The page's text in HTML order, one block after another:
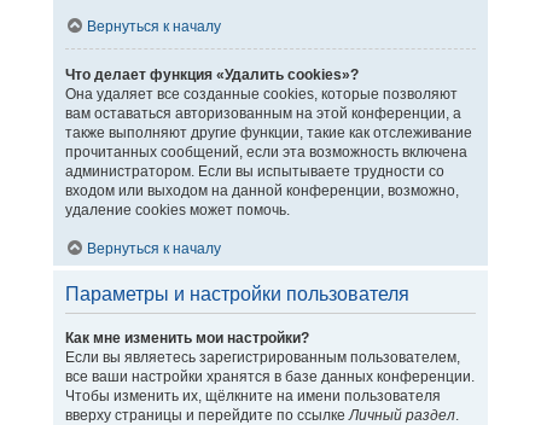
Вернуться к началу
Что делает функция «Удалить cookies»?
Она удаляет все созданные cookies, которые позволяют
вам оставаться авторизованным на этой конференции, а
также выполняют другие функции, такие как отслеживание
прочитанных сообщений, если эта возможность включена
администратором. Если вы испытываете трудности со
входом или выходом на данной конференции, возможно,
удаление cookies может помочь.
Вернуться к началу
Параметры и настройки пользователя
Как мне изменить мои настройки?
Если вы являетесь зарегистрированным пользователем,
все ваши настройки хранятся в базе данных конференции.
Чтобы изменить их, щёлкните на имени пользователя
вверху страницы и перейдите по ссылкеЛичный раздел.